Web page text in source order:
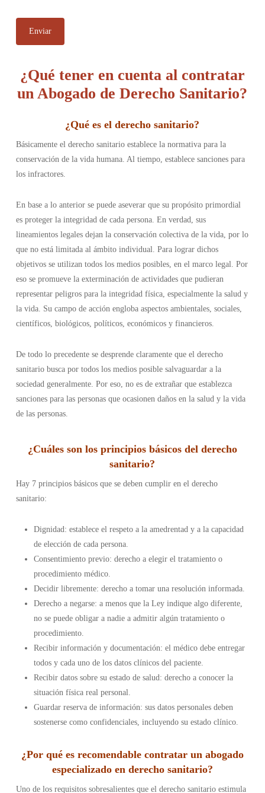
¿Qué tener en cuenta al contratar
un Abogado de Derecho Sanitario?
¿Qué es el derecho sanitario?
Básicamente el derecho sanitario establece la normativa para la
conservación de la vida humana. Al tiempo, establece sanciones para
los infractores.
En base a lo anterior se puede aseverar que su propósito primordial
es proteger la integridad de cada persona. En verdad, sus
lineamientos legales dejan la conservación colectiva de la vida, por lo
que no está limitada al ámbito individual. Para lograr dichos
objetivos se utilizan todos los medios posibles, en el marco legal. Por
eso se promueve la exterminación de actividades que pudieran
representar peligros para la integridad física, especialmente la salud y
la vida. Su campo de acción engloba aspectos ambientales, sociales,
científicos, biológicos, políticos, económicos y financieros.
De todo lo precedente se desprende claramente que el derecho
sanitario busca por todos los medios posible salvaguardar a la
sociedad generalmente. Por eso, no es de extrañar que establezca
sanciones para las personas que ocasionen daños en la salud y la vida
de las personas.
¿Cuáles son los principios básicos del derecho
sanitario?
Hay 7 principios básicos que se deben cumplir en el derecho
sanitario:
Dignidad: establece el respeto a la amedrentad y a la capacidad
de elección de cada persona.
Consentimiento previo: derecho a elegir el tratamiento o
procedimiento médico.
Decidir libremente: derecho a tomar una resolución informada.
Derecho a negarse: a menos que la Ley indique algo diferente,
no se puede obligar a nadie a admitir algún tratamiento o
procedimiento.
Recibir información y documentación: el médico debe entregar
todos y cada uno de los datos clínicos del paciente.
Recibir datos sobre su estado de salud: derecho a conocer la
situación física real personal.
Guardar reserva de información: sus datos personales deben
sostenerse como confidenciales, incluyendo su estado clínico.
¿Por qué es recomendable contratar un abogado
especializado en derecho sanitario?
Uno de los requisitos sobresalientes que el derecho sanitario estimula